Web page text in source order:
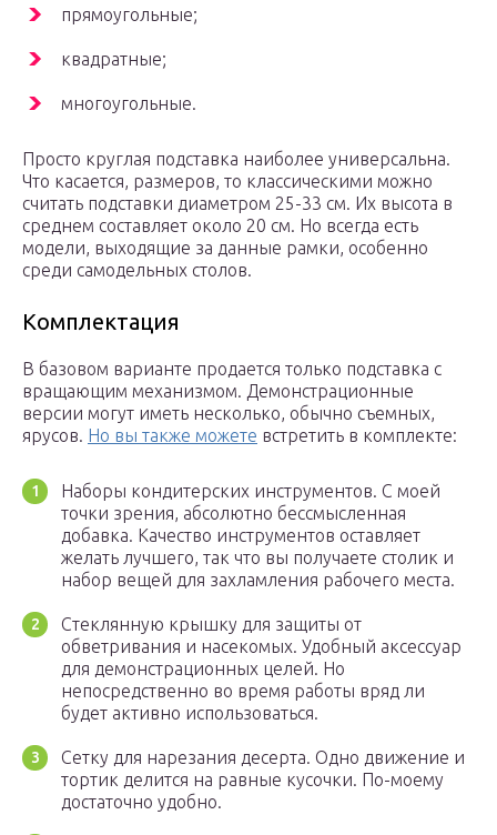
прямоугольные;
квадратные;
многоугольные.
Просто круглая подставка наиболее универсальна.
Что касается, размеров, то классическими можно
считать подставки диаметром 25-33 см. Их высота в
среднем составляет около 20 см. Но всегда есть
модели, выходящие за данные рамки, особенно
среди самодельных столов.
Комплектация
В базовом варианте продается только подставка с
вращающим механизмом. Демонстрационные
версии могут иметь несколько, обычно съемных,
ярусов. Но вы также можете встретить в комплекте:
Наборы кондитерских инструментов. С моей
точки зрения, абсолютно бессмысленная
добавка. Качество инструментов оставляет
желать лучшего, так что вы получаете столик и
набор вещей для захламления рабочего места.
Стеклянную крышку для защиты от
обветривания и насекомых. Удобный аксессуар
для демонстрационных целей. Но
непосредственно во время работы вряд ли
будет активно использоваться.
Сетку для нарезания десерта. Одно движение и
тортик делится на равные кусочки. По-моему
достаточно удобно.